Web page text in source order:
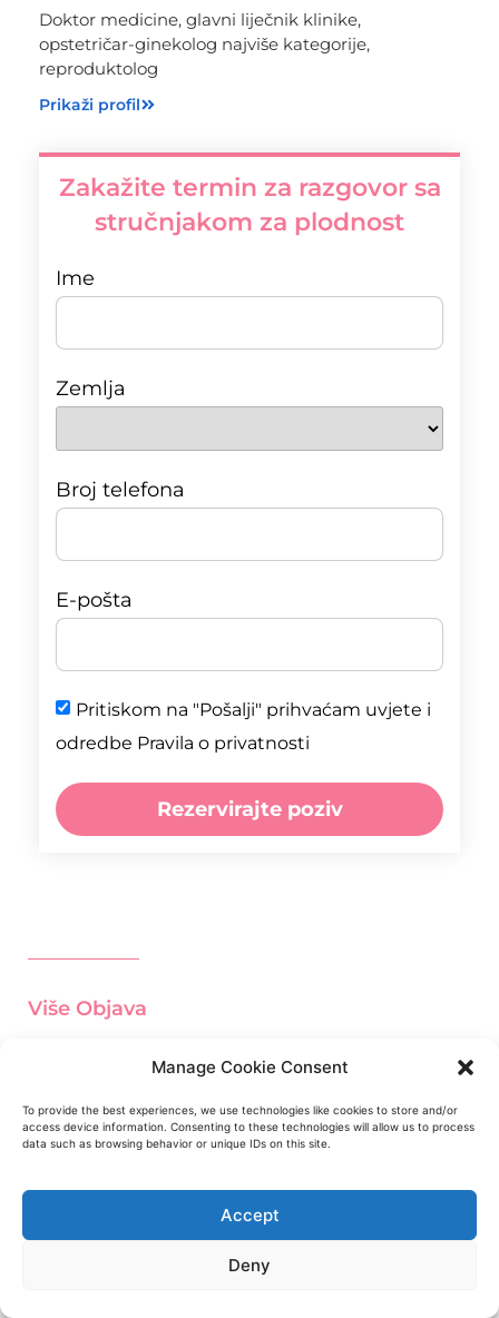
Manage Cookie Consent
To provide the best experiences, we use technologies like cookies to store and/or
access device information. Consenting to these technologies will allow us to process
data such as browsing behavior or unique IDs on this site.
Accept
Deny
Doktor medicine, glavni liječnik klinike,
opstetričar-ginekolog najviše kategorije,
reproduktolog
Prikaži profil
Zakažite termin za razgovor sa
stručnjakom za plodnost
Ime
Zemlja
Broj telefona
E-pošta
Pritiskom na "Pošalji" prihvaćam uvjete i
odredbe Pravila o privatnosti
Rezervirajte poziv
Više Objava
Iscjedak Bjelanjaka: Što Je To, Što
Tijekom mjesečnog ciklusa možete
primijetiti nagle promjene u
tekućine. To je potpuno normalan,